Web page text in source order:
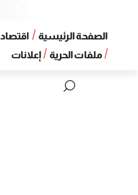
الصفحة الرئيسية اقتصاد
ملفات الحرية
إعلانات